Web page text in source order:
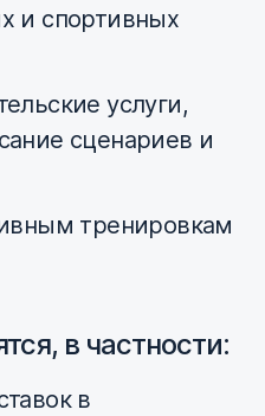
и спортивных
услуги,
сценариев и
тренировкам
в частности:
в